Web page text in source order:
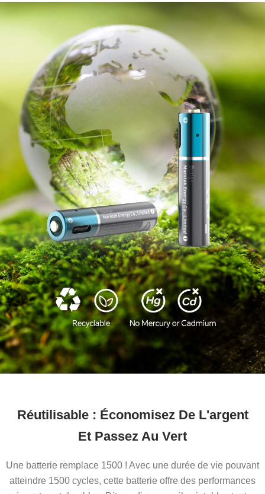
Réutilisable : Économisez De L'argent
Et Passez Au Vert
Une batterie remplace 1500 ! Avec une durée de vie pouvant
atteindre 1500 cycles, cette batterie offre des performances